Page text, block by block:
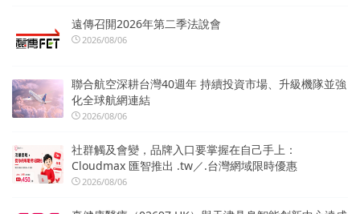
遠傳召開2026年第二季法說會
2026/08/06
聯合航空深耕台灣40週年 持續投資市場、升級機隊並強
化全球航網連結
2026/08/06
社群觸及會變，品牌入口要掌握在自己手上：
Cloudmax 匯智推出 .tw／.台灣網域限時優惠
2026/08/06